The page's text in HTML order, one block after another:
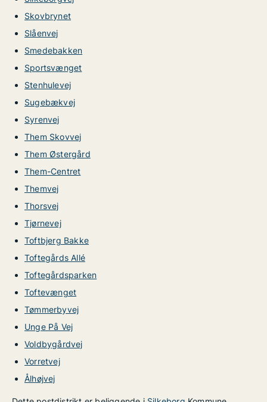
Skovbrynet
Slåenvej
Smedebakken
Sportsvænget
Stenhulevej
Sugebækvej
Syrenvej
Them Skovvej
Them Østergård
Them-Centret
Themvej
Thorsvej
Tjørnevej
Toftbjerg Bakke
Toftegårds Allé
Toftegårdsparken
Toftevænget
Tømmerbyvej
Unge På Vej
Voldbygårdvej
Vorretvej
Ålhøjvej